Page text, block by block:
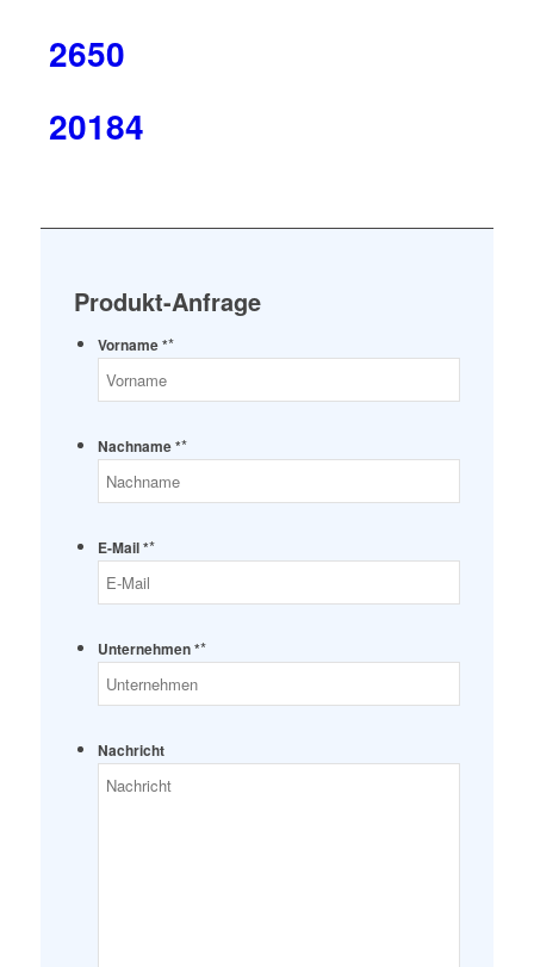
2650
20184
Produkt-Anfrage
Vorname **
Nachname **
E-Mail **
Unternehmen **
Nachricht